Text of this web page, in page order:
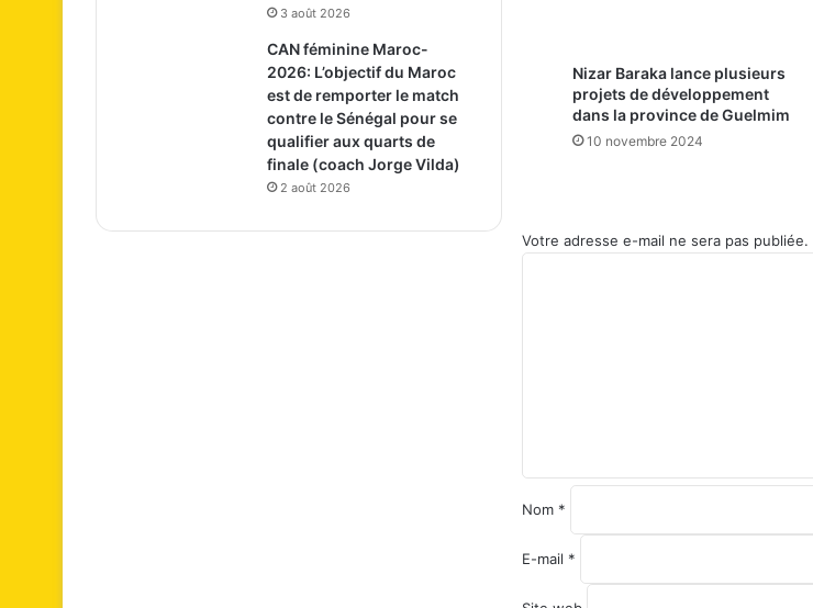
Nizar Baraka lance plusieurs
projets de développement
dans la province de Guelmim
10 novembre 2024
Votre adresse e-mail ne sera pas publiée.
r
e
Nom *
E-mail *
3 août 2026
CAN féminine Maroc-
2026: L’objectif du Maroc
est de remporter le match
contre le Sénégal pour se
qualifier aux quarts de
finale (coach Jorge Vilda)
2 août 2026